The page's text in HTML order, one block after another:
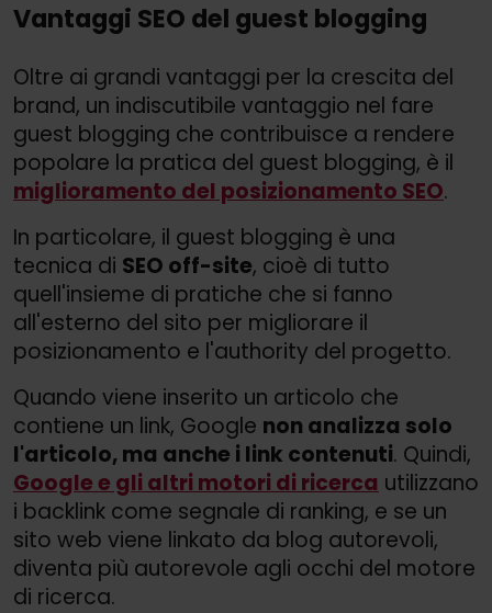
Vantaggi SEO del guest blogging
Oltre ai grandi vantaggi per la crescita del
brand, un indiscutibile vantaggio nel fare
guest blogging che contribuisce a rendere
popolare la pratica del guest blogging, è il
miglioramento del posizionamento SEO.
In particolare, il guest blogging è una
tecnica di SEO off-site, cioè di tutto
quell'insieme di pratiche che si fanno
all'esterno del sito per migliorare il
posizionamento e l'authority del progetto.
Quando viene inserito un articolo che
contiene un link, Google non analizza solo
l'articolo, ma anche i link contenuti. Quindi,
Google e gli altri motori di ricerca utilizzano
i backlink come segnale di ranking, e se un
sito web viene linkato da blog autorevoli,
diventa più autorevole agli occhi del motore
di ricerca.